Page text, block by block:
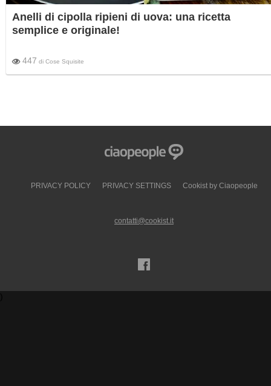
Anelli di cipolla ripieni di uova: una ricetta
semplice e originale!
447 di Cose Squisite
PRIVACY POLICY PRIVACY SETTINGS Cookist by Ciaopeople
contatti@cookist.it